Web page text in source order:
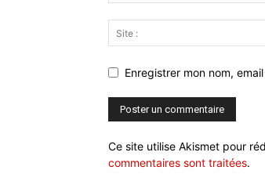
Enregistrer mon nom,
Ce site utilise Akismet pour
commentaires sont traitées.